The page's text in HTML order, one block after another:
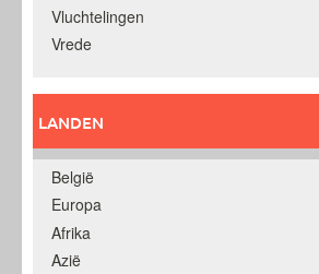
Vluchtelingen
Vrede
LANDEN
België
Europa
Afrika
Azië